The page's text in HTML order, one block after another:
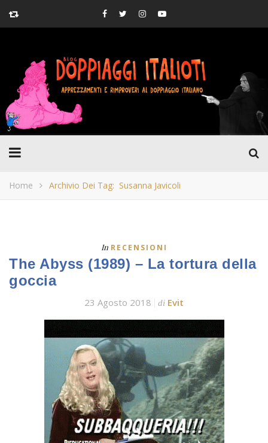
Home Archivio Dei Tag: Susanna Javicoli
In RECENSIONI
The Abyss (1989) – La tortura della
goccia
23 Agosto 2018 di Evit